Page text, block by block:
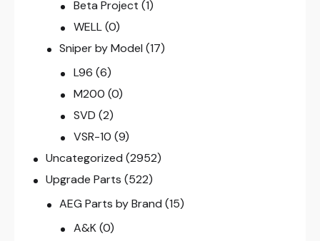
Beta Project (1)
WELL (0)
Sniper by Model (17)
L96 (6)
M200 (0)
SVD (2)
VSR-10 (9)
Uncategorized (2952)
Upgrade Parts (522)
AEG Parts by Brand (15)
A&K (0)